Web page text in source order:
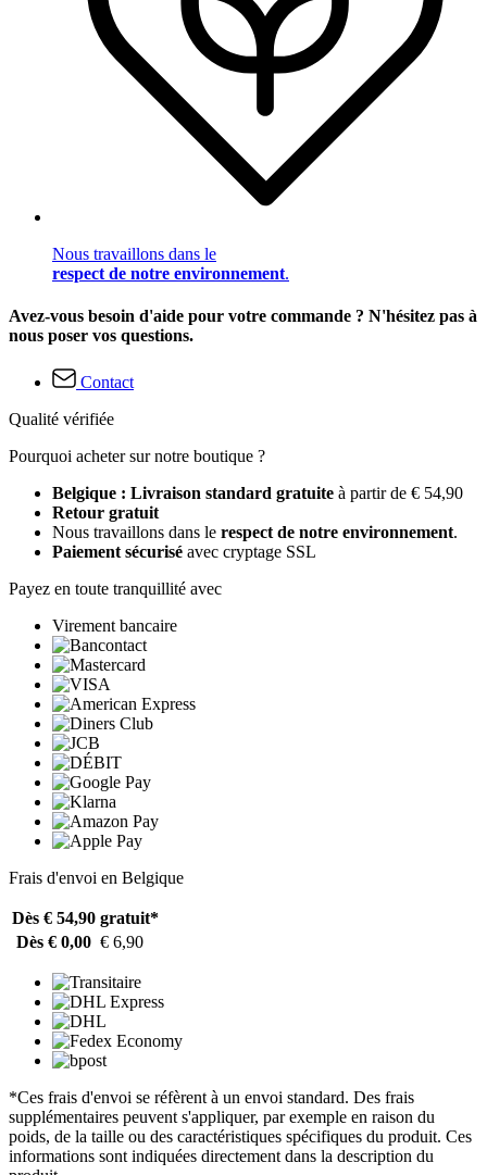
Nous travaillons dans le
respect de notre environnement.
Avez-vous besoin d'aide pour votre commande ? N'hésitez pas à
nous poser vos questions.
Contact
Qualité vérifiée
Pourquoi acheter sur notre boutique ?
Belgique : Livraison standard gratuite à partir de € 54,90
Retour gratuit
Nous travaillons dans le respect de notre environnement.
Paiement sécurisé avec cryptage SSL
Payez en toute tranquillité avec
Virement bancaire
Frais d'envoi en Belgique
Dès € 54,90 gratuit*
Dès € 0,00 € 6,90
*Ces frais d'envoi se réfèrent à un envoi standard. Des frais
supplémentaires peuvent s'appliquer, par exemple en raison du
poids, de la taille ou des caractéristiques spécifiques du produit. Ces
informations sont indiquées directement dans la description du